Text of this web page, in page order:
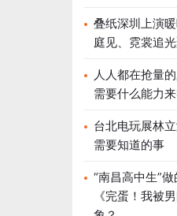
叠纸深圳上演
庭见、霓裳追
人人都在抢量
需要什么能力
台北电玩展林
需要知道的事
“南昌高中生”
《完蛋！我被